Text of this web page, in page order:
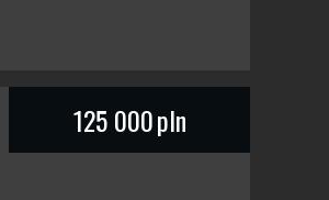
125 000pln